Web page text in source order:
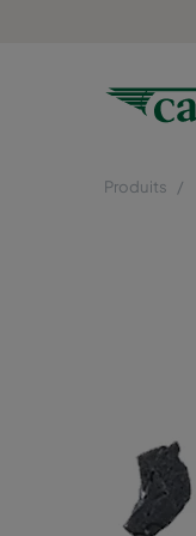
Produits